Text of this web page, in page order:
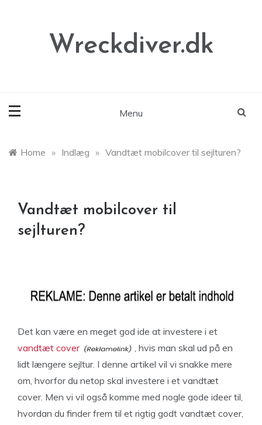
Wreckdiver.dk
Menu
Home » Indlæg » Vandtæt mobilcover til sejlturen?
Vandtæt mobilcover til
sejlturen?
Det kan være en meget god ide at investere i et
vandtæt cover
, hvis man skal ud på en
lidt længere sejltur. I denne artikel vil vi snakke mere
om, hvorfor du netop skal investere i et vandtæt
cover. Men vi vil også komme med nogle gode ideer til,
hvordan du finder frem til et rigtig godt vandtæt cover,